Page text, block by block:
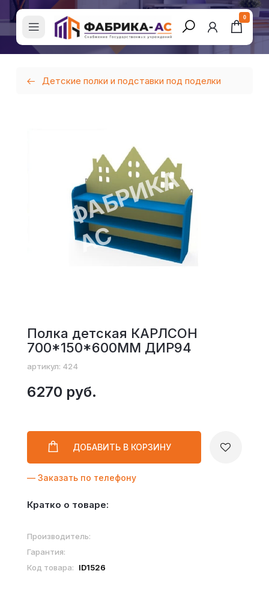
0
Детские полки и подставки под поделки
Полка детская КАРЛСОН
700*150*600ММ ДИР94
артикул: 424
6270 руб.
ДОБАВИТЬ В КОРЗИНУ
— Заказать по телефону
Кратко о товаре:
Производитель:
Гарантия:
Код товара:
ID1526